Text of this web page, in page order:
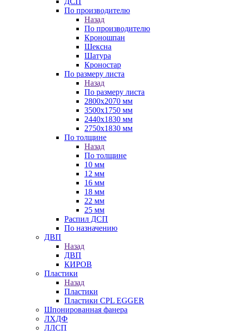
По производителю
Назад
По производителю
Кроношпан
Шексна
Шатура
Кроностар
По размеру листа
Назад
По размеру листа
2800х2070 мм
3500х1750 мм
2440х1830 мм
2750х1830 мм
По толщине
Назад
По толщине
10 мм
12 мм
16 мм
18 мм
22 мм
25 мм
Распил ДСП
По назначению
ДВП
Назад
ДВП
КИРОВ
Пластики
Назад
Пластики
Пластики CPL EGGER
Шпонированная фанера
ЛХДФ
ЛДСП